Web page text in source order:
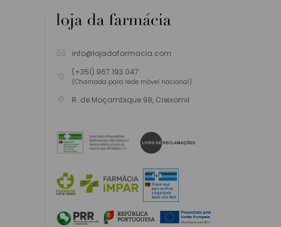
info@lojadafarmacia.com
(+351) 967 193 047
(Chamada para rede móvel nacional)
R. de Moçambique 98, Creixomil